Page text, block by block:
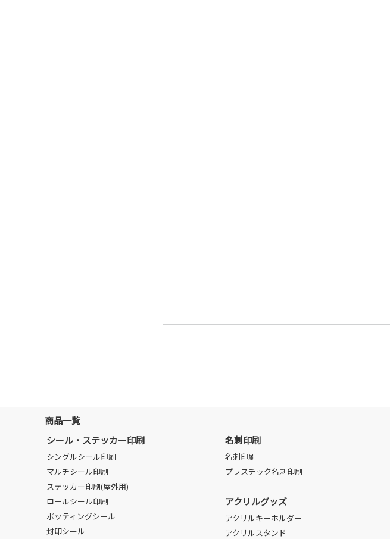
商品一覧
シール・ステッカー印刷
シングルシール印刷
マルチシール印刷
ステッカー印刷(屋外用)
ロールシール印刷
ポッティングシール
封印シール
名刺印刷
名刺印刷
プラスチック名刺印刷
アクリルグッズ
アクリルキーホルダー
アクリルスタンド